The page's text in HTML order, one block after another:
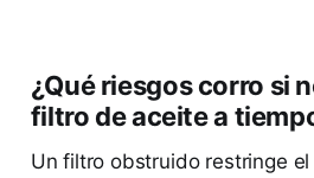
¿Qué riesgos corro si
filtro de aceite a
Un filtro obstruido restringe